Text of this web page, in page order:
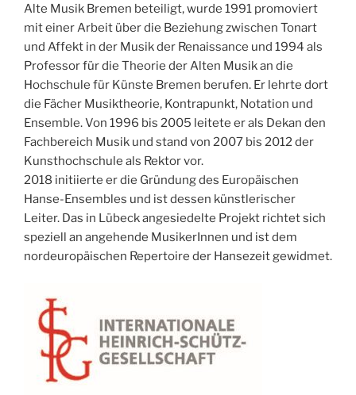
Alte Musik Bremen beteiligt, wurde 1991 promoviert
mit einer Arbeit über die Beziehung zwischen Tonart
und Affekt in der Musik der Renaissance und 1994 als
Professor für die Theorie der Alten Musik an die
Hochschule für Künste Bremen berufen. Er lehrte dort
die Fächer Musiktheorie, Kontrapunkt, Notation und
Ensemble. Von 1996 bis 2005 leitete er als Dekan den
Fachbereich Musik und stand von 2007 bis 2012 der
Kunsthochschule als Rektor vor.
2018 initiierte er die Gründung des Europäischen
Hanse-Ensembles und ist dessen künstlerischer
Leiter. Das in Lübeck angesiedelte Projekt richtet sich
speziell an angehende MusikerInnen und ist dem
nordeuropäischen Repertoire der Hansezeit gewidmet.